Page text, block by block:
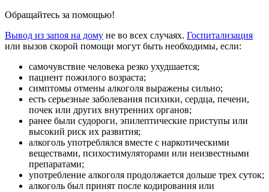
Обращайтесь за помощью!
Вывод из запоя на дому не во всех случаях. Госпитализация
или вызов скорой помощи могут быть необходимы, если:
самочувствие человека резко ухудшается;
пациент пожилого возраста;
симптомы отмены алкоголя выражены сильно;
есть серьезные заболевания психики, сердца, печени,
почек или других внутренних органов;
ранее были судороги, эпилептические приступы или
высокий риск их развития;
алкоголь употреблялся вместе с наркотическими
веществами, психостимуляторами или неизвестными
препаратами;
употребление алкоголя продолжается дольше трех суток;
алкоголь был принят после кодирования или